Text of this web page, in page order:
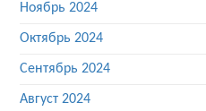
Ноябрь 2024
Октябрь 2024
Сентябрь 2024
Август 2024